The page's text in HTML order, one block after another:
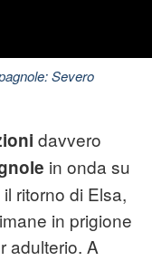
Severo
davvero
in onda su
ritorno di Elsa,
in prigione
adulterio. A